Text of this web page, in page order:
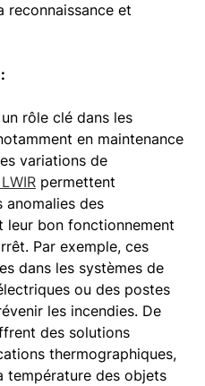
reconnaissance et
rôle clé dans les
en maintenance
variations de
permettent
des
leur bon fonctionnement
Par exemple, ces
dans les systèmes de
ou des postes
les incendies. De
des solutions
thermographiques,
température des objets